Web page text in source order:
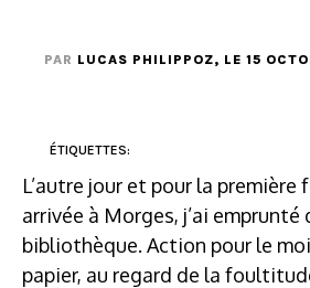
PAR LUCAS PHILIPPOZ, LE 15
ÉTIQUETTES:
L’autre jour et pour la première
arrivée à Morges, j’ai emprunté
bibliothèque. Action pour le
papier, au regard de la